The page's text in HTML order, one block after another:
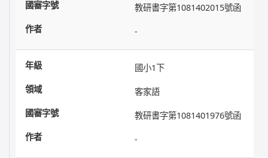
教研書字第1081402015號函
-
國小1下
客家語
教研書字第1081401976號函
-